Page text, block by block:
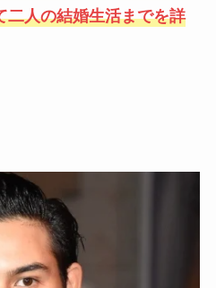
二人の結婚生活までを詳